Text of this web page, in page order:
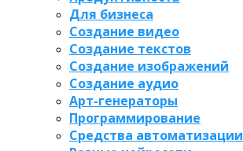
Для бизнеса
Создание видео
Создание текстов
Создание изображений
Создание аудио
Арт-генераторы
Программирование
Средства автоматизации